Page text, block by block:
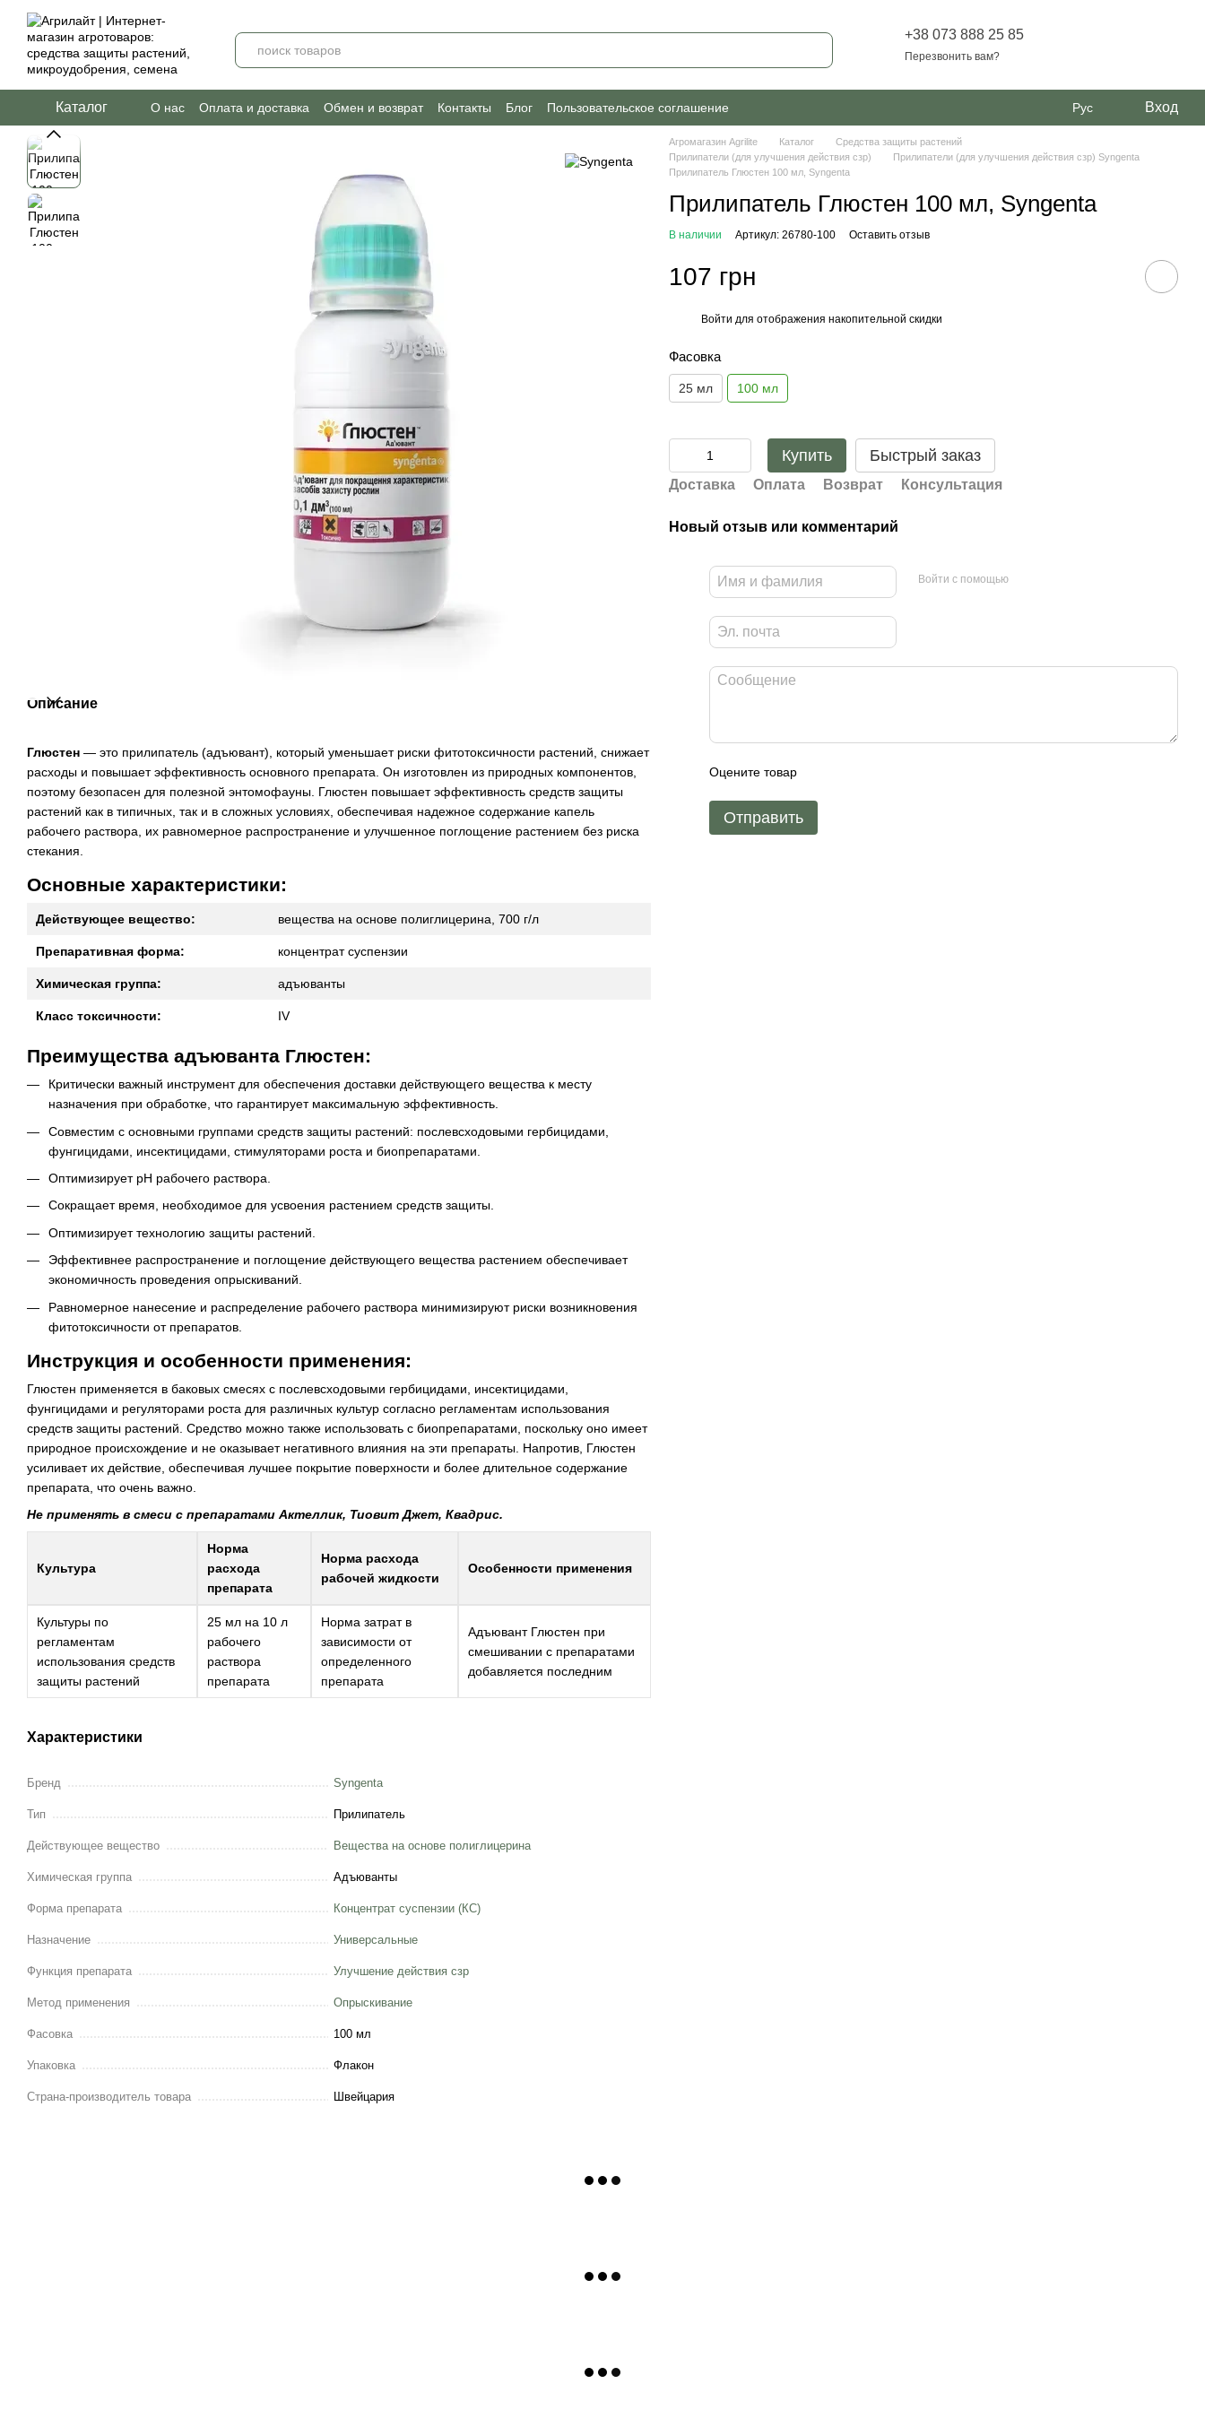
Перейти к основному контенту
+38 073 888 25 85
Перезвонить вам?
Каталог О нас Оплата и доставка Обмен и возврат Контакты Блог Пользовательское соглашение Рус Вход
Описание
Глюстен — это прилипатель (адъювант), который уменьшает риски фитотоксичности растений, снижает
расходы и повышает эффективность основного препарата. Он изготовлен из природных компонентов,
поэтому безопасен для полезной энтомофауны. Глюстен повышает эффективность средств защиты
растений как в типичных, так и в сложных условиях, обеспечивая надежное содержание капель
рабочего раствора, их равномерное распространение и улучшенное поглощение растением без риска
стекания.
Основные характеристики:
Действующее вещество: вещества на основе полиглицерина, 700 г/л
Препаративная форма: концентрат суспензии
Химическая группа: адъюванты
Класс токсичности: IV
Преимущества адъюванта Глюстен:
Критически важный инструмент для обеспечения доставки действующего вещества к месту
назначения при обработке, что гарантирует максимальную эффективность.
Совместим с основными группами средств защиты растений: послевсходовыми гербицидами,
фунгицидами, инсектицидами, стимуляторами роста и биопрепаратами.
Оптимизирует pH рабочего раствора.
Сокращает время, необходимое для усвоения растением средств защиты.
Оптимизирует технологию защиты растений.
Эффективнее распространение и поглощение действующего вещества растением обеспечивает
экономичность проведения опрыскиваний.
Равномерное нанесение и распределение рабочего раствора минимизируют риски возникновения
фитотоксичности от препаратов.
Инструкция и особенности применения:
Глюстен применяется в баковых смесях с послевсходовыми гербицидами, инсектицидами,
фунгицидами и регуляторами роста для различных культур согласно регламентам использования
средств защиты растений. Средство можно также использовать с биопрепаратами, поскольку оно имеет
природное происхождение и не оказывает негативного влияния на эти препараты. Напротив, Глюстен
усиливает их действие, обеспечивая лучшее покрытие поверхности и более длительное содержание
препарата, что очень важно.
Не применять в смеси с препаратами Актеллик, Тиовит Джет, Квадрис.
Культура
Норма
расхода
препарата
Норма расхода
рабочей жидкости
Особенности применения
Культуры по
регламентам
использования средств
защиты растений
25 мл на 10 л
рабочего
раствора
препарата
Норма затрат в
зависимости от
определенного
препарата
Адъювант Глюстен при
смешивании с препаратами
добавляется последним
Характеристики
Бренд Syngenta
Тип Прилипатель
Действующее вещество Вещества на основе полиглицерина
Химическая группа Адъюванты
Форма препарата Концентрат суспензии (КС)
Назначение Универсальные
Функция препарата Улучшение действия сзр
Метод применения Опрыскивание
Фасовка 100 мл
Упаковка Флакон
Страна-производитель товара Швейцария
Агромагазин Agrilite Каталог
Средства защиты растений
Прилипатели (для улучшения действия сзр)
Прилипатели (для улучшения действия сзр) Syngenta
Прилипатель Глюстен 100 мл, Syngenta
Прилипатель Глюстен 100 мл, Syngenta
В наличии Артикул: 26780-100 Оставить отзыв
107 грн
Войти для отображения накопительной скидки
Фасовка
25 мл 100 мл
Купить Быстрый заказ
Доставка Оплата Возврат Консультация
Новый отзыв или комментарий
Войти с помощью
Оцените товар
Отправить